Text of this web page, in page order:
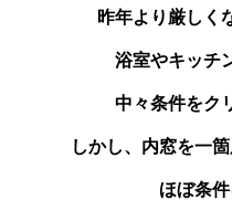
昨年より厳しく
浴室やキッチ
中々条件をク
しかし、内窓を一
ほぼ条